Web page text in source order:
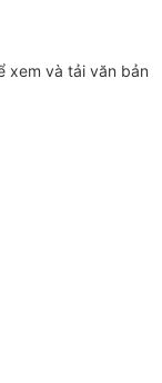
xem và tải văn bản